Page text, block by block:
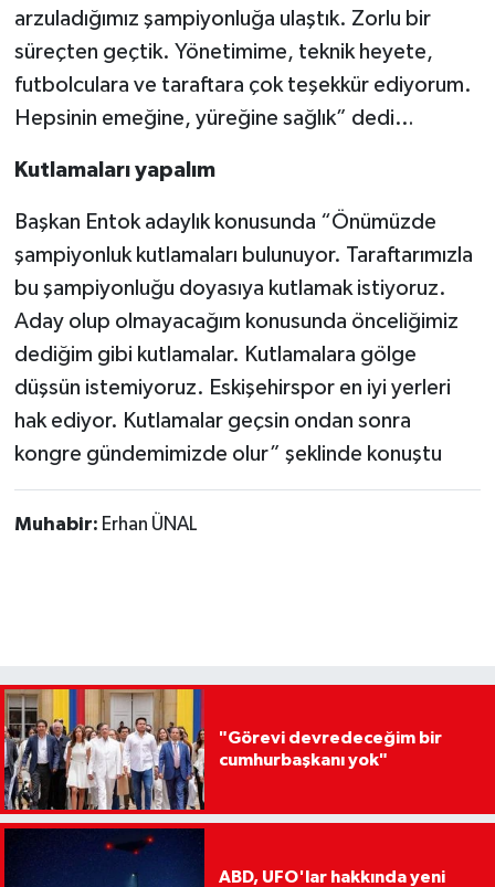
arzuladığımız şampiyonluğa ulaştık. Zorlu bir
süreçten geçtik. Yönetimime, teknik heyete,
futbolculara ve taraftara çok teşekkür ediyorum.
Hepsinin emeğine, yüreğine sağlık” dedi…
Kutlamaları yapalım
Başkan Entok adaylık konusunda “Önümüzde
şampiyonluk kutlamaları bulunuyor. Taraftarımızla
bu şampiyonluğu doyasıya kutlamak istiyoruz.
Aday olup olmayacağım konusunda önceliğimiz
dediğim gibi kutlamalar. Kutlamalara gölge
düşsün istemiyoruz. Eskişehirspor en iyi yerleri
hak ediyor. Kutlamalar geçsin ondan sonra
kongre gündemimizde olur” şeklinde konuştu
Muhabir: Erhan ÜNAL
"Görevi devredeceğim bir
cumhurbaşkanı yok"
ABD, UFO'lar hakkında yeni